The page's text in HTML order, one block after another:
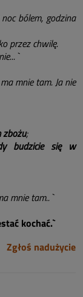
bólem, godzina
przez chwilę.
mnie tam.Ja nie
zbożu;
budzicie się w
mnie tam..`
kochać.`
Zgłoś nadużycie